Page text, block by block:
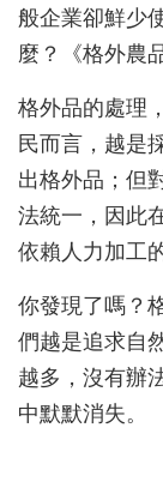
般企業卻鮮少
麼？《格外農
格外品的處理
民而言， 越是
出格外品； 但
法統一，因此
依賴人力加工
你發現了嗎？
們越是追求自
越多， 沒有辦
中默默消失。